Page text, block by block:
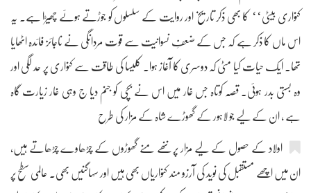
کنواری بیٹی‘‘ کا بھی ذکر تاریخ اور روایت کے سلسلوں کو جوڑتے ہوئے چھیڑا ہے۔ یہ
اس ماں کا ذکر ہے کہ جس کے ضعفِ نسوانیت سے قوت مردانگی نے ناجائز فائدہ اٹھایا
تھا۔ ایک حیات کیا مٹی کہ دوسری کا آغاز ہوا۔ کلیسا کی طاقت سے کنواری پر حد لگی اور
وہ بستی بدر ہوئی۔ قصّہ کوتاہ جس غار میں اس نے بچی کو جنم دیا ج وہی غار زیارت گاہ
ہے ، ان کے لیے جو لاہور کے گھوڑے شاہ کے مزار کی طرح
اولاد کے حصول کے لیے مزار پر ننھے منے گھوڑوں کے چڑھاوے چڑھاتے ہیں،
ان میں اچھے مستقبل کی نوید کی آرزو مند کنواریاں بھی ہیں اور سہاگنیں بھی۔ عالمی سطح پر